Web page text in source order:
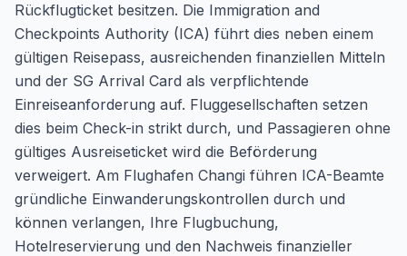
Rückflugticket besitzen. Die Immigration and
Checkpoints Authority (ICA) führt dies neben einem
gültigen Reisepass, ausreichenden finanziellen Mitteln
und der SG Arrival Card als verpflichtende
Einreiseanforderung auf. Fluggesellschaften setzen
dies beim Check-in strikt durch, und Passagieren ohne
gültiges Ausreiseticket wird die Beförderung
verweigert. Am Flughafen Changi führen ICA-Beamte
gründliche Einwanderungskontrollen durch und
können verlangen, Ihre Flugbuchung,
Hotelreservierung und den Nachweis finanzieller